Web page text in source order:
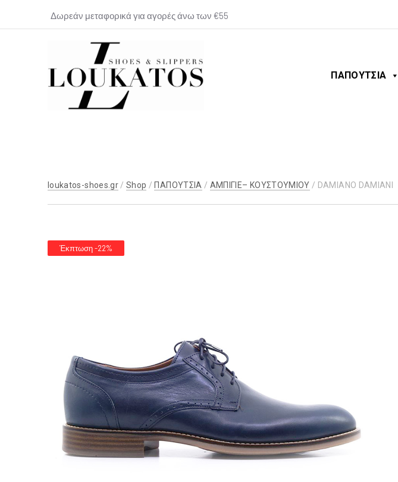
Δωρεάν μεταφορικά για αγορές άνω των €55
loukatos-
shoes.gr
ΠΑΠΟΥΤΣΙΑ
loukatos-shoes.gr/Shop / ΠΑΠΟΥΤΣΙΑ / ΑΜΠΙΓΙΕ– ΚΟΥΣΤΟΥΜΙΟΥ / DAMIANO DAMIANI
Έκπτωση -22%